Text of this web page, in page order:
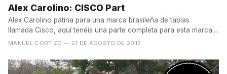
Alex Carolino: CISCO Part
Alex Carolino patina para una marca brasileña de tablas
llamada Cisco, aquí tenéis una parte completa para esta marca....
MANUEL CORTIZO — 21 DE AGOSTO DE 2015